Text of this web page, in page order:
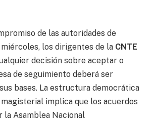
de las autoridades de
los dirigentes de la CNTE
decisión sobre aceptar o
de seguimiento deberá ser
bases. La estructura democrática
implica que los acuerdos
la Asamblea Nacional